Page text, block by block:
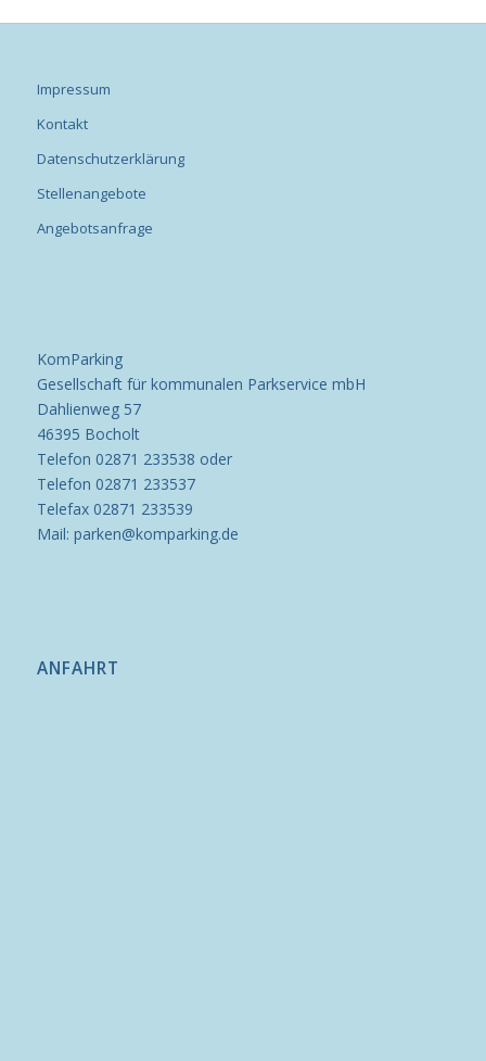
Impressum
Kontakt
Datenschutzerklärung
Stellenangebote
Angebotsanfrage
KomParking
Gesellschaft für kommunalen Parkservice mbH
Dahlienweg 57
46395 Bocholt
Telefon 02871 233538 oder
Telefon 02871 233537
Telefax 02871 233539
Mail: parken@komparking.de
ANFAHRT